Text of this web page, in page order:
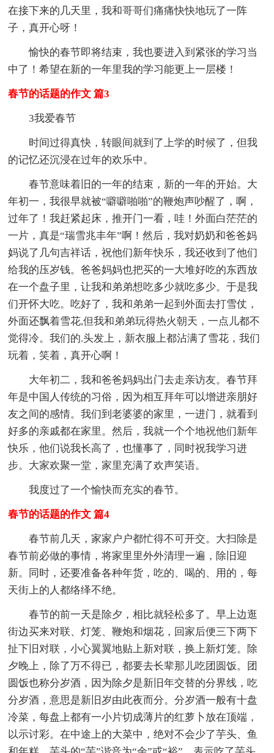
在接下来的几天里，我和哥哥们痛痛快快地玩了一阵
子，真开心呀！
愉快的春节即将结束，我也要进入到紧张的学习当
中了！希望在新的一年里我的学习能更上一层楼！
春节的话题的作文 篇3
3我爱春节
时间过得真快，转眼间就到了上学的时候了，但我
的记忆还沉浸在过年的欢乐中。
春节意味着旧的一年的结束，新的一年的开始。大
年初一，我很早就被“噼噼啪啪”的鞭炮声吵醒了，啊，
过年了！我赶紧起床，推开门一看，哇！外面白茫茫的
一片，真是“瑞雪兆丰年”啊！然后，我对奶奶和爸爸妈
妈说了几句吉祥话，祝他们新年快乐，我还收到了他们
给我的压岁钱。爸爸妈妈也把买的一大堆好吃的东西放
在一个盘子里，让我和弟弟想吃多少就吃多少。于是我
们开怀大吃。吃好了，我和弟弟一起到外面去打雪仗，
外面还飘着雪花,但我和弟弟玩得热火朝天，一点儿都不
觉得冷。我们的.头发上，新衣服上都沾满了雪花，我们
玩着，笑着，真开心啊！
大年初二，我和爸爸妈妈出门去走亲访友。春节拜
年是中国人传统的习俗，因为相互拜年可以增进亲朋好
友之间的感情。我们到老婆婆的家里，一进门，就看到
好多的亲戚都在家里。然后，我就一个个地祝他们新年
快乐，他们说我长高了，也懂事了，同时祝我学习进
步。大家欢聚一堂，家里充满了欢声笑语。
我度过了一个愉快而充实的春节。
春节的话题的作文 篇4
春节前几天，家家户户都忙得不可开交。大扫除是
春节前必做的事情，将家里里外外清理一遍，除旧迎
新。同时，还要准备各种年货，吃的、喝的、用的，每
天街上的人都络绎不绝。
春节的前一天是除夕，相比就轻松多了。早上边逛
街边买来对联、灯笼、鞭炮和烟花，回家后便三下两下
扯下旧对联，小心翼翼地贴上新对联，换上新灯笼。除
夕晚上，除了万不得已，都要去长辈那儿吃团圆饭。团
圆饭也称分岁酒，因为除夕是新旧年交替的分界线，吃
分岁酒，意思是新旧岁由此夜而分。分岁酒一般有十盘
冷菜，每盘上都有一小片切成薄片的红萝卜放在顶端，
以示讨彩。在中途上的大菜中，绝对不会少了芋头、鱼